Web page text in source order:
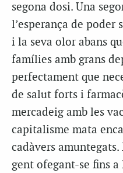
segona dosi. Una
l’esperança de poder
i la seva olor abans
famílies amb grans
perfectament que
de salut forts i
mercadeig amb les
capitalisme mata
cadàvers
gent ofegant-se fins